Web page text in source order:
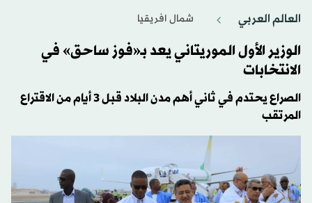
العالم العربي شمال افريقيا
الوزير الأول الموريتاني يعد بـ«فوز ساحق» في
الانتخابات
الصراع يحتدم في ثاني أهم مدن البلاد قبل 3 أيام من الاقتراع
المرتقب